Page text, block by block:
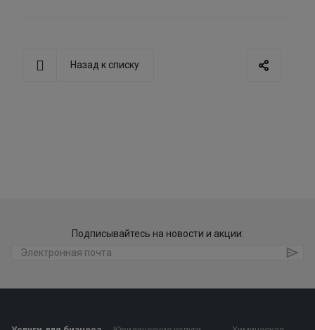
Назад к списку
Подписывайтесь на новости и акции: